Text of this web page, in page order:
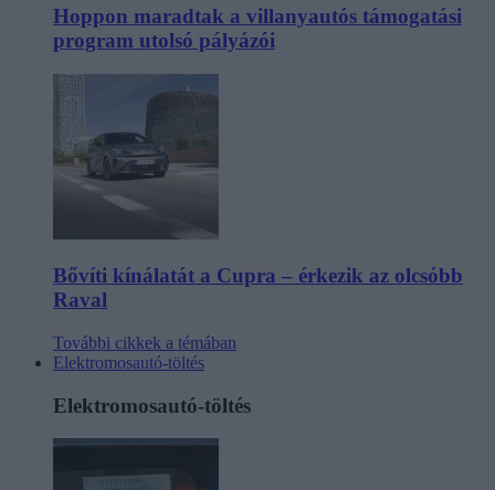
Hoppon maradtak a villanyautós támogatási
program utolsó pályázói
Bővíti kínálatát a Cupra – érkezik az olcsóbb
Raval
További cikkek a témában
Elektromosautó-töltés
Elektromosautó-töltés